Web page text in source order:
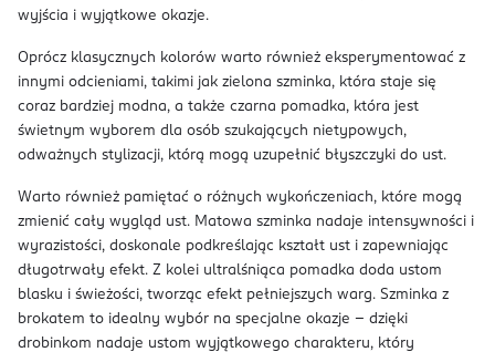
wyjścia i wyjątkowe okazje.
Oprócz klasycznych kolorów warto również eksperymentować z
innymi odcieniami, takimi jak zielona szminka, która staje się
coraz bardziej modna, a także czarna pomadka, która jest
świetnym wyborem dla osób szukających nietypowych,
odważnych stylizacji, którą mogą uzupełnić błyszczyki do ust.
Warto również pamiętać o różnych wykończeniach, które mogą
zmienić cały wygląd ust. Matowa szminka nadaje intensywności i
wyrazistości, doskonale podkreślając kształt ust i zapewniając
długotrwały efekt. Z kolei ultralśniąca pomadka doda ustom
blasku i świeżości, tworząc efekt pełniejszych warg. Szminka z
brokatem to idealny wybór na specjalne okazje – dzięki
drobinkom nadaje ustom wyjątkowego charakteru, który